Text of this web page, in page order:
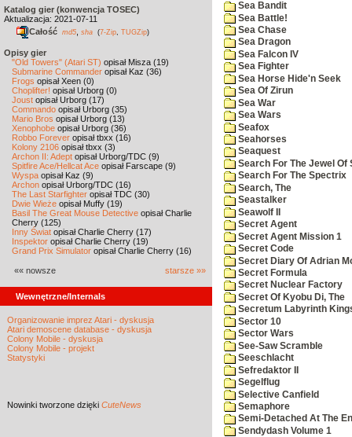
Katalog gier (konwencja TOSEC)
Aktualizacja: 2021-07-11
Całość md5 sha (7-Zip TUGZip)
Opisy gier
"Old Towers" (Atari ST) opisał Misza (19)
Submarine Commander opisał Kaz (36)
Frogs opisał Xeen (0)
Choplifter! opisał Urborg (0)
Joust opisał Urborg (17)
Commando opisał Urborg (35)
Mario Bros opisał Urborg (13)
Xenophobe opisał Urborg (36)
Robbo Forever opisał tbxx (16)
Kolony 2106 opisał tbxx (3)
Archon II: Adept opisał Urborg/TDC (9)
Spitfire Ace/Hellcat Ace opisał Farscape (9)
Wyspa opisał Kaz (9)
Archon opisał Urborg/TDC (16)
The Last Starfighter opisał TDC (30)
Dwie Wieże opisał Muffy (19)
Basil The Great Mouse Detective opisał Charlie
Cherry (125)
Inny Świat opisał Charlie Cherry (17)
Inspektor opisał Charlie Cherry (19)
Grand Prix Simulator opisał Charlie Cherry (16)
«« nowsze starsze »»
Wewnętrzne/Internals
Organizowanie imprez Atari - dyskusja
Atari demoscene database - dyskusja
Colony Mobile - dyskusja
Colony Mobile - projekt
Statystyki
Nowinki tworzone dzięki CuteNews
Sea Bandit
Sea Battle!
Sea Chase
Sea Dragon
Sea Falcon IV
Sea Fighter
Sea Horse Hide'n Seek
Sea Of Zirun
Sea War
Sea Wars
Seafox
Seahorses
Seaquest
Search For The Jewel Of
Search For The Spectrix
Search, The
Seastalker
Seawolf II
Secret Agent
Secret Agent Mission 1
Secret Code
Secret Diary Of Adrian
Secret Formula
Secret Nuclear Factory
Secret Of Kyobu Di, The
Secretum Labyrinth
Sector 10
Sector Wars
See-Saw Scramble
Seeschlacht
Sefredaktor II
Segelflug
Selective Canfield
Semaphore
Semi-Detached At The
Sendydash Volume 1